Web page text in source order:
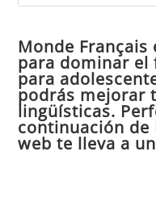
Monde
para dominar el
para
podrás mejorar
lingüísticas.
continuación de
web te lleva a